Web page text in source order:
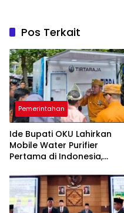
Pos Terkait
Pemerintahan
Ide Bupati OKU Lahirkan
Mobile Water Purifier
Pertama di Indonesia,
TIRRA DRINK pada HUT Ke-
116 OKU